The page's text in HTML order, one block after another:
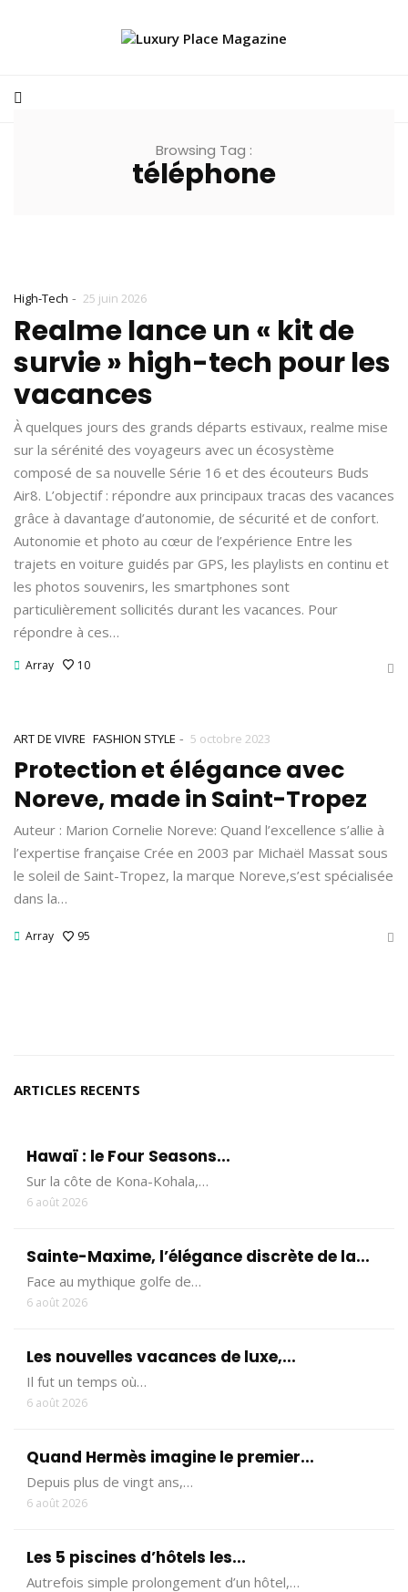
Browsing Tag :
téléphone
High-Tech - 25 juin 2026
Realme lance un « kit de
survie » high-tech pour les
vacances
À quelques jours des grands départs estivaux, realme mise
sur la sérénité des voyageurs avec un écosystème
composé de sa nouvelle Série 16 et des écouteurs Buds
Air8. L’objectif : répondre aux principaux tracas des vacances
grâce à davantage d’autonomie, de sécurité et de confort.
Autonomie et photo au cœur de l’expérience Entre les
trajets en voiture guidés par GPS, les playlists en continu et
les photos souvenirs, les smartphones sont
particulièrement sollicités durant les vacances. Pour
répondre à ces…
Array 10
ART DE VIVRE FASHION STYLE - 5 octobre 2023
Protection et élégance avec
Noreve, made in Saint-Tropez
Auteur : Marion Cornelie Noreve: Quand l’excellence s’allie à
l’expertise française Crée en 2003 par Michaël Massat sous
le soleil de Saint-Tropez, la marque Noreve,s’est spécialisée
dans la…
Array 95
ARTICLES RECENTS
Hawaï : le Four Seasons...
Sur la côte de Kona-Kohala,…
6 août 2026
Sainte-Maxime, l’élégance discrète de la...
Face au mythique golfe de…
6 août 2026
Les nouvelles vacances de luxe,...
Il fut un temps où…
6 août 2026
Quand Hermès imagine le premier...
Depuis plus de vingt ans,…
6 août 2026
Les 5 piscines d’hôtels les...
Autrefois simple prolongement d’un hôtel,…